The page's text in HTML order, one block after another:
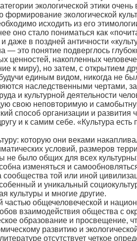
экологической этики
формирование экологической
исходить из его
оно стало пониматься как
даже в поздней античности
— это понятие подверглось
ценностей, накопленных
к миру), но затем, с открытием
единым видом, никогда не
наследственными чертами,
и культурной деятельности
свою неповторимую и
способ организации и развития
и к самим себе. «Культура
которую они веками
условий, размеров
было общих для всех
изменяться и
той или иной
и уникальный
культуры и многие другие.
частью общечеловеческой и
взаимодействия общества с
образование и просвещение,
развитию и
отсутствует четкое